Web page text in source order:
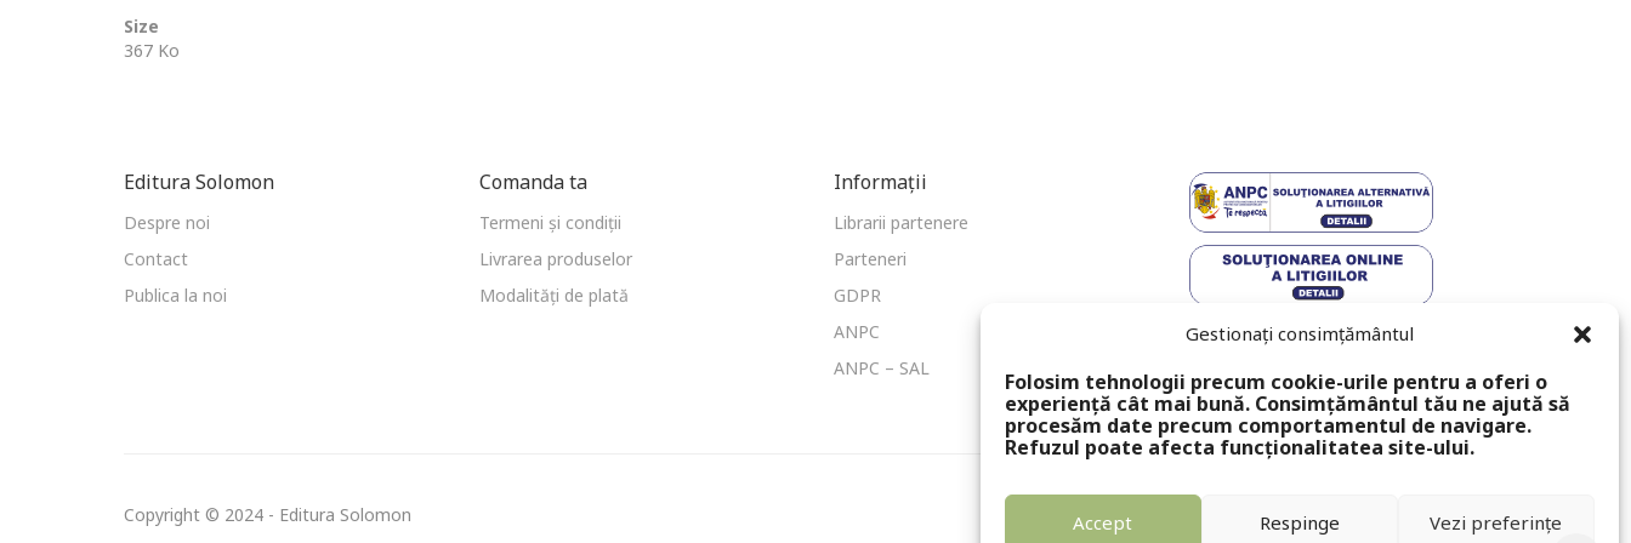
Gestionați consimțământul
Folosim tehnologii precum cookie-urile pentru a oferi o
experiență cât mai bună. Consimțământul tău ne ajută să
procesăm date precum comportamentul de navigare.
Refuzul poate afecta funcționalitatea site-ului.
Accept Respinge Vezi preferințe
Size
367 Ko
Editura Solomon
Despre noi
Contact
Publica la noi
Comanda ta
Termeni și condiții
Livrarea produselor
Modalități de plată
Informații
Librarii partenere
Parteneri
GDPR
ANPC
ANPC – SAL
Copyright © 2024 - Editura Solomon